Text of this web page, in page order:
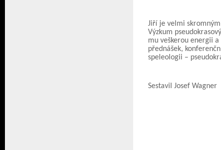
Jiří je velmi
Výzkum
mu veškerou energii
přednášek,
speleologii –
Sestavil Josef Wagner